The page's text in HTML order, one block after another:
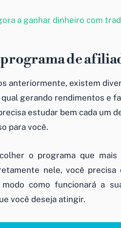
a ganhar dinheiro com
de
anteriormente, existem
qual gerando rendimentos e
estudar bem cada um
para você.
o programa que
nele, você
como funcionará a
você deseja atingir.